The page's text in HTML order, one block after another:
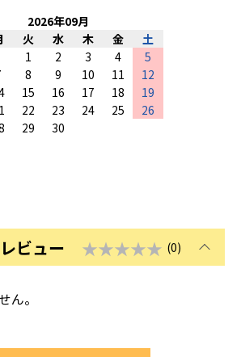
2026年09月
火 水 木 金
土
1
2 3 4
5
8 9 10 11
12
15 16 17 18
19
22 23 24 25
26
29
30
ビュー ★★★★★ (0)
ん。